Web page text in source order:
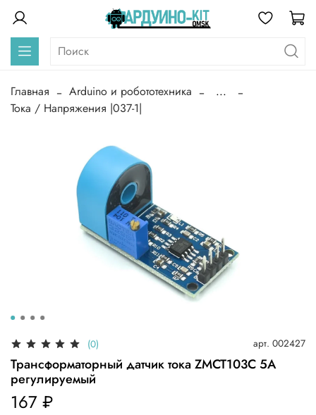
Главная Arduino и робототехника
...
Тока / Напряжения |037-1|
(0) арт. 002427
Трансформаторный датчик тока ZMCT103C 5A
регулируемый
167 ₽